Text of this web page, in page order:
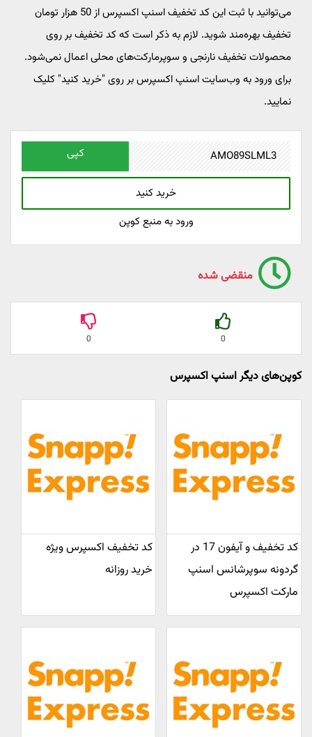
می‌توانید با ثبت این کد تخفیف اسنپ اکسپرس از 50 هزار تومان
تخفیف بهره‌مند شوید. لازم به ذکر است که کد تخفیف بر روی
محصولات تخفیف نارنجی و سوپرمارکت‌های محلی اعمال نمی‌شود.
برای ورود به وب‌سایت اسنپ اکسپرس بر روی "خرید کنید" کلیک
نمایید.
کپی
خرید کنید
ورود به منبع کوپن
منقضی شده
0
0
کوپن‌های دیگر اسنپ اکسپرس
کد تخفیف و آیفون 17 در
گردونه سوپرشانس اسنپ
مارکت اکسپرس
کد تخفیف اکسپرس ویژه
خرید روزانه